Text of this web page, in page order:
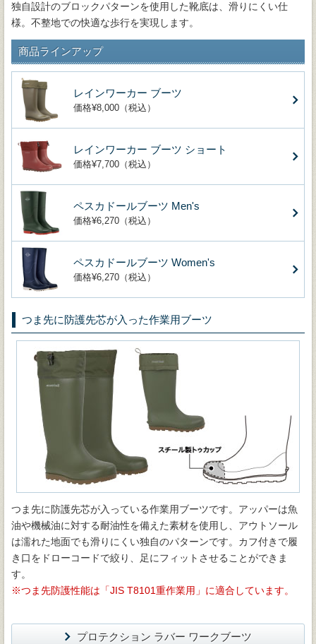
独自設計のブロックパターンを使用した靴底は、滑りにくい仕
様。不整地での快適な歩行を実現します。
商品ラインアップ
レインワーカー ブーツ
価格¥8,000（税込）
レインワーカー ブーツ ショート
価格¥7,700（税込）
ペスカドールブーツ Men's
価格¥6,270（税込）
ペスカドールブーツ Women's
価格¥6,270（税込）
つま先に防護先芯が入った作業用ブーツ
つま先に防護先芯が入っている作業用ブーツです。アッパーは魚
油や機械油に対する耐油性を備えた素材を使用し、アウトソール
は濡れた地面でも滑りにくい独自のパターンです。カフ付きで履
き口をドローコードで絞り、足にフィットさせることができま
す。
※つま先防護性能は「JIS T8101重作業用」に適合しています。
プロテクション ラバー ワークブーツ